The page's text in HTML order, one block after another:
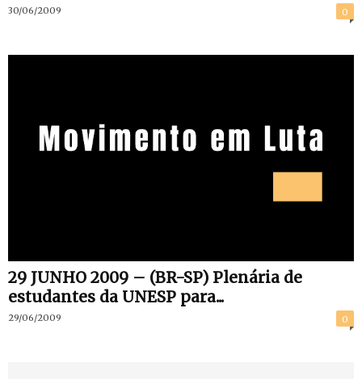
30/06/2009 0
29 JUNHO 2009 – (BR-SP) Plenária de
estudantes da UNESP para...
29/06/2009 0